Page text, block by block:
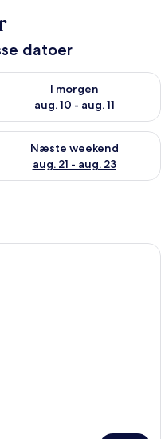
datoer
- aug. 10
I morgen
aug. 10 - aug. 11
tilgængelighed for i
aug. 14 - aug. 16
Næste weekend
aug. 21 - aug. 23
tilgængelighed for næste
med trægulv, beige